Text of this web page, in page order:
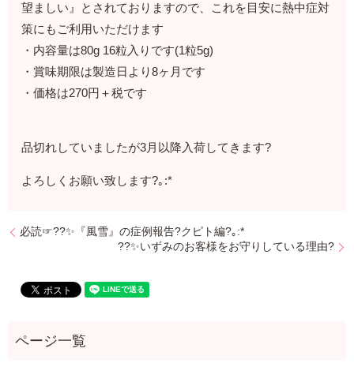
望ましい』とされておりますので、これを目安に熱中症対
策にもご利用いただけます
・内容量は80g 16粒入りです(1粒5g)
・賞味期限は製造日より8ヶ月です
・価格は270円＋税です
品切れしていましたが3月以降入荷してきます?
よろしくお願い致します?｡:*
必読☞??✨『風雪』の症例報告?クピト編?｡:*
??✨いずみのお客様をお守りしている理由?